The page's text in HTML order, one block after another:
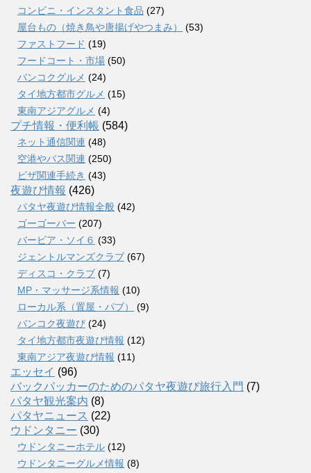
コンビニ・インスタント食品 (27)
屋台もの（焼き鳥や唐揚げやつまみ）
(53)
ファストフード (19)
フードコート・市場 (50)
バンコクグルメ (24)
タイ地方都市グルメ (15)
東南アジアグルメ (4)
プチ情報・便利帳 (584)
ネット通信関連 (48)
空港やバス関連 (250)
ビザ関連手続き (43)
夜遊び情報 (426)
パタヤ夜遊び情報全般 (42)
ゴーゴーバー (207)
バービア・ソイ６ (33)
ジェントルマンズクラブ (67)
ディスコ・クラブ (7)
MP・マッサージ系情報 (10)
ローカル系（置屋・パブ）
(9)
バンコク夜遊び (24)
タイ地方都市夜遊び情報 (12)
東南アジア夜遊び情報 (11)
エッセイ (96)
バックパッカーのためのパタヤ夜遊び旅行入門 (7)
パタヤ観光案内 (8)
パタヤニュース (22)
ウドンタニー (30)
ウドンタニーホテル (12)
ウドンタニーグルメ情報 (8)